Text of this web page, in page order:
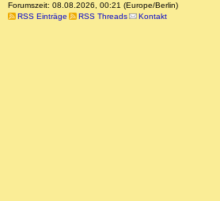
Forumszeit: 08.08.2026, 00:21 (Europe/Berlin)
RSS Einträge
RSS Threads Kontakt